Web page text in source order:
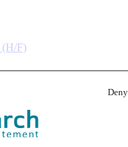
Deny
(H/F)